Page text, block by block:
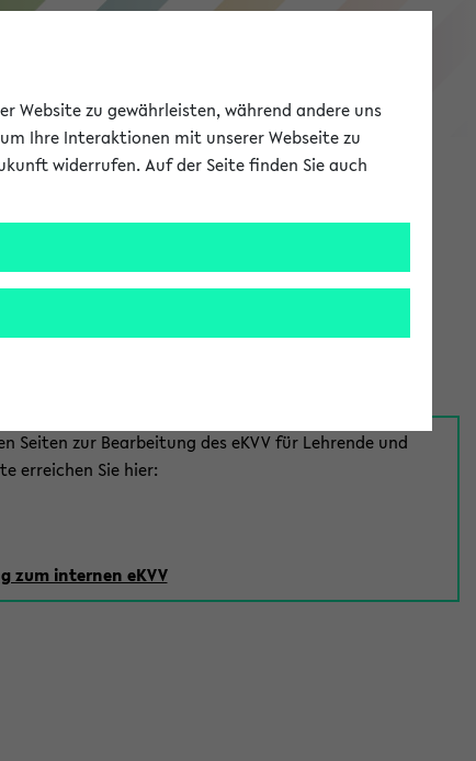
eKVV
Mitarbeiter*innen
Seiten zur Bearbeitung des eKVV für Lehrende und
erreichen Sie hier:
zum internen eKVV
Website zu gewährleisten, während andere uns
Ihre Interaktionen mit unserer Webseite zu
widerrufen. Auf der Seite finden Sie auch